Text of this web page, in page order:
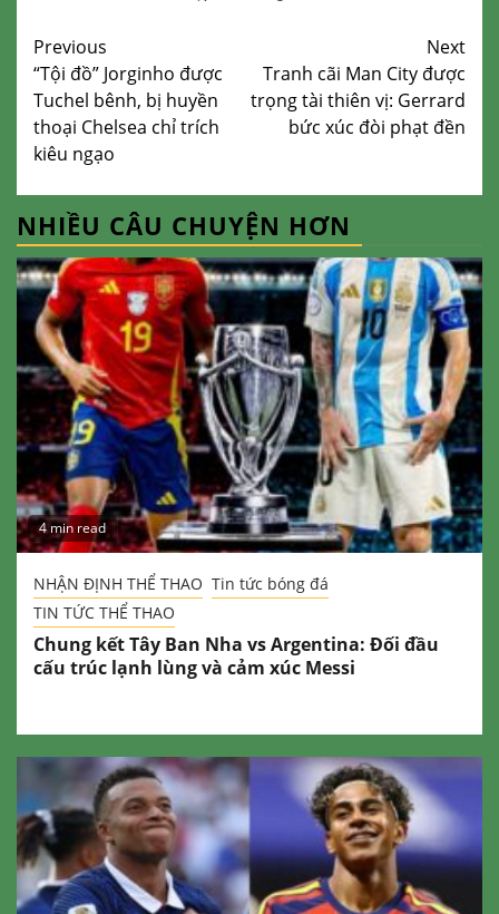
Continue
Reading
Previous
“Tội đồ” Jorginho được
Tuchel bênh, bị huyền
thoại Chelsea chỉ trích
kiêu ngạo
Next
Tranh cãi Man City được
trọng tài thiên vị: Gerrard
bức xúc đòi phạt đền
NHIỀU CÂU CHUYỆN HƠN
4 min read
NHẬN ĐỊNH THỂ THAO Tin tức bóng đá
TIN TỨC THỂ THAO
Chung kết Tây Ban Nha vs Argentina: Đối đầu
cấu trúc lạnh lùng và cảm xúc Messi